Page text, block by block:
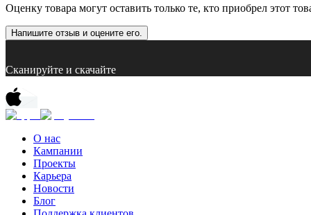
Оценку товара могут оставить только те, кто приобрел этот
Напишите отзыв и оцените его.
Сканируйте и скачайте
О нас
Кампании
Проекты
Карьера
Новости
Блог